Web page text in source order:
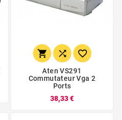
  
Aten VS291
Commutateur Vga 2
Ports
38,33 €